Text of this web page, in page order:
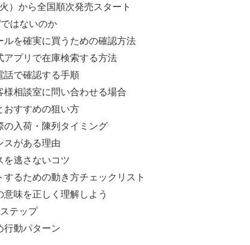
）から全国順次発売スタート
はないのか
ルを確実に買うための確認方法
アプリで在庫検索する方法
話で確認する手順
様相談室に問い合わせる場合
おすすめの狙い方
の入荷・陳列タイミング
スがある理由
を逃さないコツ
するための動き方チェックリスト
意味を正しく理解しよう
テップ
行動パターン